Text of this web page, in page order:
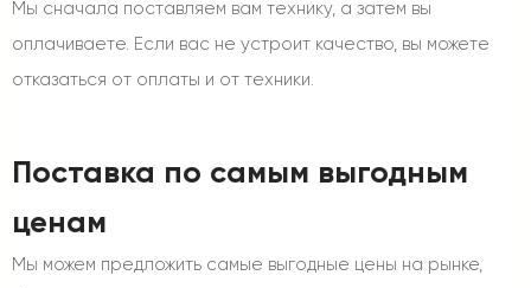
Мы сначала поставляем вам технику, а затем вы
оплачиваете. Если вас не устроит качество, вы можете
отказаться от оплаты и от техники.
Поставка по самым выгодным
ценам
Мы можем предложить самые выгодные цены на рынке,